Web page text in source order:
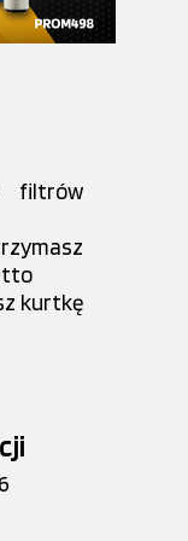
filtrów
kurtkę